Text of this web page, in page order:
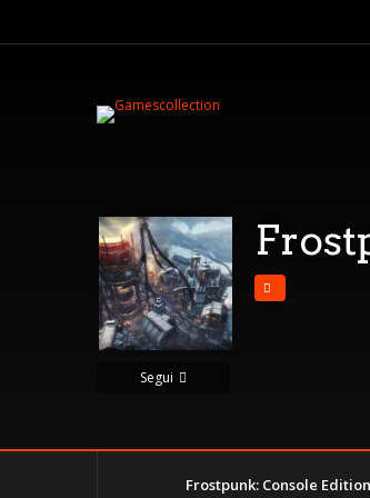
Segui
Frostpunk: Console Edition